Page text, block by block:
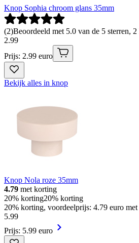
Knop Sophia chroom glans 35mm
(2)Beoordeeld met 5.0 van de 5 sterren,
2.99
Prijs: 2.99 euro
Bekijk alles in knop
Knop Nola roze 35mm
4.79 met korting
20% korting20% korting
20% korting, voordeelprijs: 4.79 euro
5.99
Prijs: 5.99 euro